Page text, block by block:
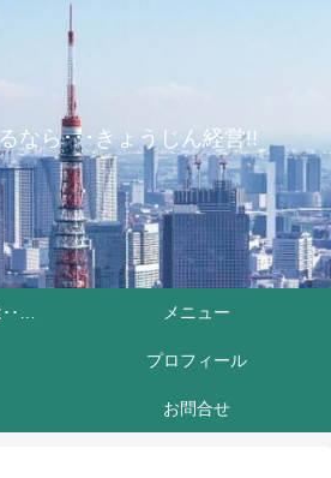
なら･･･きょうじん経営!!
メニュー
プロフィール
お問合せ